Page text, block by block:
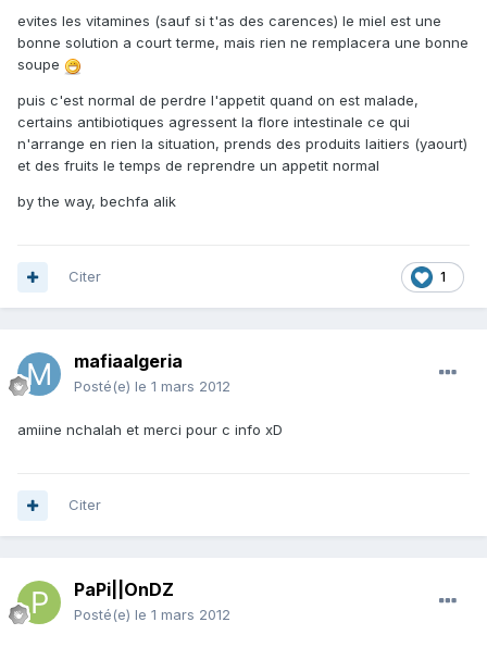
evites les vitamines (sauf si t'as des carences) le miel est une
bonne solution a court terme, mais rien ne remplacera une bonne
soupe
puis c'est normal de perdre l'appetit quand on est malade,
certains antibiotiques agressent la flore intestinale ce qui
n'arrange en rien la situation, prends des produits laitiers (yaourt)
et des fruits le temps de reprendre un appetit normal
by the way, bechfa alik
1
Citer
mafiaalgeria
Posté(e) le 1 mars 2012
amiine nchalah et merci pour c info xD
Citer
PaPi||OnDZ
Posté(e) le 1 mars 2012